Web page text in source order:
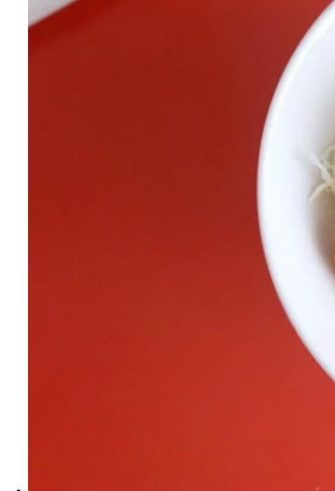
「広島県産カキフライ軍艦（タルタルソース）」
「広島県産カキフライ軍艦（お好みソース）」
「広島県産カキフライ４個（タルタルソース）」
「広島県産牡蠣握り」のプレーン、もみじおろしのせ